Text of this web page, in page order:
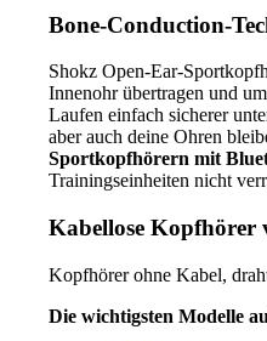
Bone-Conduction-
Shokz Open-Ear-
Innenohr übertragen und
Laufen einfach sicherer
aber auch deine Ohren
Sportkopfhörern mit
Trainingseinheiten nicht
Kabellose Kopfhörer
Kopfhörer ohne Kabel,
Die wichtigsten Modelle